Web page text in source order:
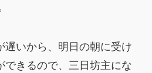
遅いから、明日の朝に受け
できるので、三日坊主にな